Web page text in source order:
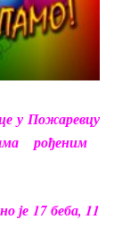
Пожаревцу
рођеним
је 17 беба, 11